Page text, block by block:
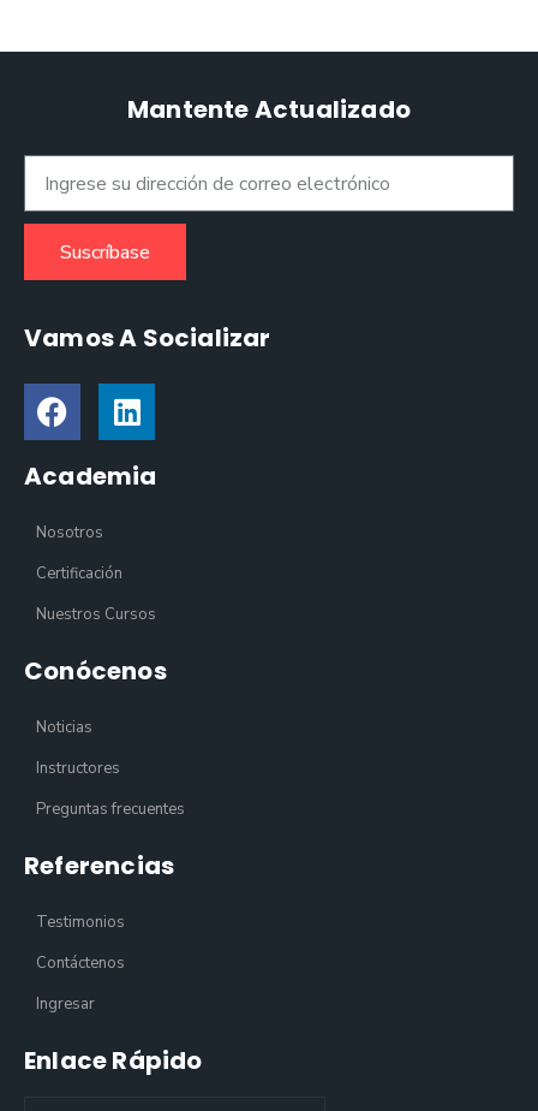
Mantente Actualizado
Suscríbase
Vamos A Socializar
Academia
Nosotros
Certificación
Nuestros Cursos
Conócenos
Noticias
Instructores
Preguntas frecuentes
Referencias
Testimonios
Contáctenos
Ingresar
Enlace Rápido